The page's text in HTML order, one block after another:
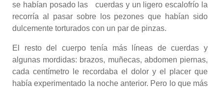
se habían posado las cuerdas y un ligero escalofrío la
recorría al pasar sobre los pezones que habían sido
dulcemente torturados con un par de pinzas.
El resto del cuerpo tenía más líneas de cuerdas y
algunas mordidas: brazos, muñecas, abdomen piernas,
cada centímetro le recordaba el dolor y el placer que
había experimentado la noche anterior. Pero lo que más